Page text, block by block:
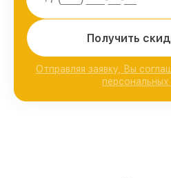
Получить
Отправляя заявку, Вы